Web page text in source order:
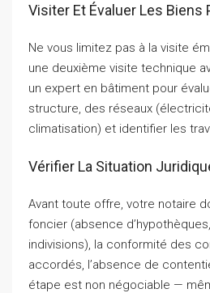
Visiter Et Évaluer Les
Ne vous limitez pas à la visite
une deuxième visite technique
un expert en bâtiment pour
structure, des réseaux
climatisation) et identifier les
Vérifier La Situation
Avant toute offre, votre notaire
foncier (absence
indivisions), la conformité des
accordés, l’absence de
étape est non négociable —